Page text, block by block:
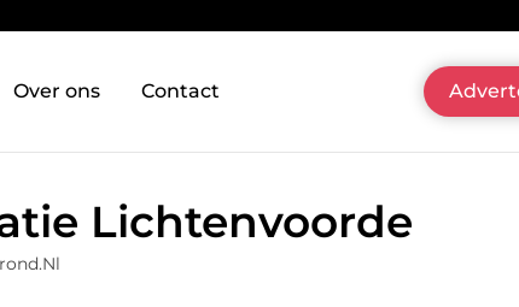
Over ons Contact
Lichtenvoorde